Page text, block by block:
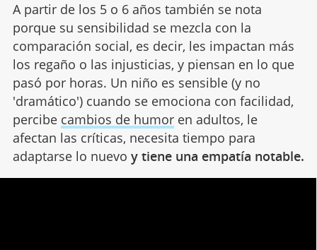
A partir de los 5 o 6 años también se nota
porque su sensibilidad se mezcla con la
comparación social, es decir, les impactan más
los regaño o las injusticias, y piensan en lo que
pasó por horas. Un niño es sensible (y no
'dramático') cuando se emociona con facilidad,
percibe cambios de humoren adultos, le
afectan las críticas, necesita tiempo para
adaptarse lo nuevo y tiene una empatía notable.